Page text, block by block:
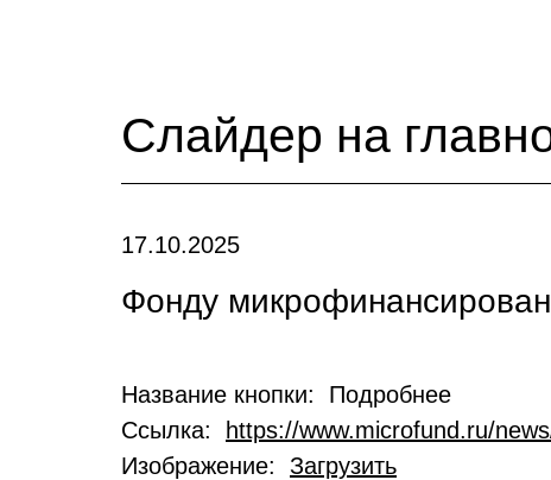
Слайдер на
17.10.2025
Фонду
Название кнопки: Подробнее
Ссылка:
https://www.microfund.ru/
Изображение: Загрузить